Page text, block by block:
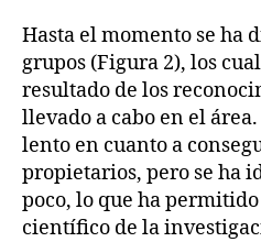
Hasta el momento se ha
grupos (Figura 2), los
resultado de los
llevado a cabo en el
lento en cuanto a
propietarios, pero se ha
poco, lo que ha
científico de la